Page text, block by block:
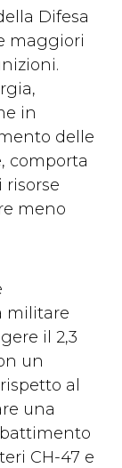
Difesa
maggiori
in
delle
comporta
meno
militare
il 2,3
un
al
una
CH-47 e